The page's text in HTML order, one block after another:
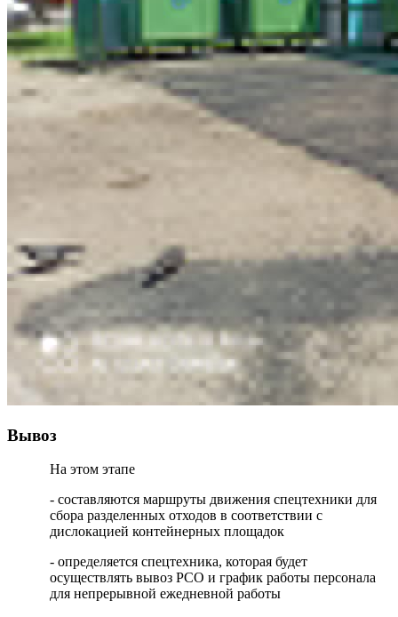
Вывоз
На этом этапе
- составляются маршруты движения спецтехники для
сбора разделенных отходов в соответствии с
дислокацией контейнерных площадок
- определяется спецтехника, которая будет
осуществлять вывоз РСО и график работы персонала
для непрерывной ежедневной работы